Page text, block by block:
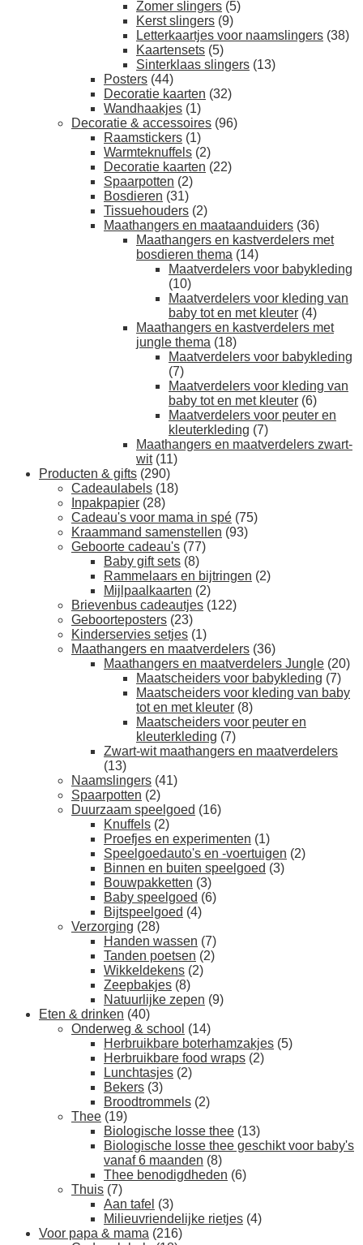
Zomer slingers (5)
Kerst slingers (9)
Letterkaartjes voor naamslingers (38)
Kaartensets (5)
Sinterklaas slingers (13)
Posters (44)
Decoratie kaarten (32)
Wandhaakjes (1)
Decoratie & accessoires (96)
Raamstickers (1)
Warmteknuffels (2)
Decoratie kaarten (22)
Spaarpotten (2)
Bosdieren (31)
Tissuehouders (2)
Maathangers en maataanduiders (36)
Maathangers en kastverdelers met
bosdieren thema (14)
Maatverdelers voor babykleding
(10)
Maatverdelers voor kleding van
baby tot en met kleuter (4)
Maathangers en kastverdelers met
jungle thema (18)
Maatverdelers voor babykleding
(7)
Maatverdelers voor kleding van
baby tot en met kleuter (6)
Maatverdelers voor peuter en
kleuterkleding (7)
Maathangers en maatverdelers zwart-
wit (11)
Producten & gifts (290)
Cadeaulabels (18)
Inpakpapier (28)
Cadeau's voor mama in spé (75)
Kraammand samenstellen (93)
Geboorte cadeau's (77)
Baby gift sets (8)
Rammelaars en bijtringen (2)
Mijlpaalkaarten (2)
Brievenbus cadeautjes (122)
Geboorteposters (23)
Kinderservies setjes (1)
Maathangers en maatverdelers (36)
Maathangers en maatverdelers Jungle (20)
Maatscheiders voor babykleding (7)
Maatscheiders voor kleding van baby
tot en met kleuter (8)
Maatscheiders voor peuter en
kleuterkleding (7)
Zwart-wit maathangers en maatverdelers
(13)
Naamslingers (41)
Spaarpotten (2)
Duurzaam speelgoed (16)
Knuffels (2)
Proefjes en experimenten (1)
Speelgoedauto's en -voertuigen (2)
Binnen en buiten speelgoed (3)
Bouwpakketten (3)
Baby speelgoed (6)
Bijtspeelgoed (4)
Verzorging (28)
Handen wassen (7)
Tanden poetsen (2)
Wikkeldekens (2)
Zeepbakjes (8)
Natuurlijke zepen (9)
Eten & drinken (40)
Onderweg & school (14)
Herbruikbare boterhamzakjes (5)
Herbruikbare food wraps (2)
Lunchtasjes (2)
Bekers (3)
Broodtrommels (2)
Thee (19)
Biologische losse thee (13)
Biologische losse thee geschikt voor baby's
vanaf 6 maanden (8)
Thee benodigdheden (6)
Thuis (7)
Aan tafel (3)
Milieuvriendelijke rietjes (4)
Voor papa & mama (216)